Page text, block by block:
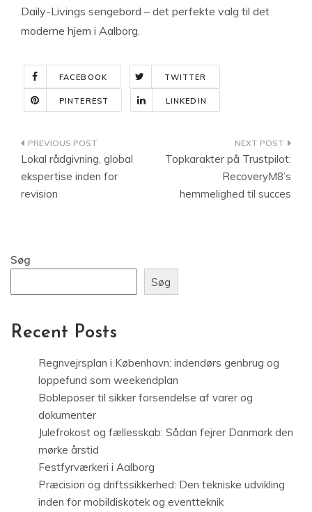
Daily-Livings sengebord – det perfekte valg til det
moderne hjem i Aalborg.
FACEBOOK TWITTER
PINTEREST LINKEDIN
Indlægsnavigation
Lokal rådgivning, global
ekspertise inden for
revision
Topkarakter på Trustpilot:
RecoveryM8’s
hemmelighed til succes
Søg
Søg
Recent Posts
Regnvejrsplan i København: indendørs genbrug og
loppefund som weekendplan
Bobleposer til sikker forsendelse af varer og
dokumenter
Julefrokost og fællesskab: Sådan fejrer Danmark den
mørke årstid
Festfyrværkeri i Aalborg
Præcision og driftssikkerhed: Den tekniske udvikling
inden for mobildiskotek og eventteknik